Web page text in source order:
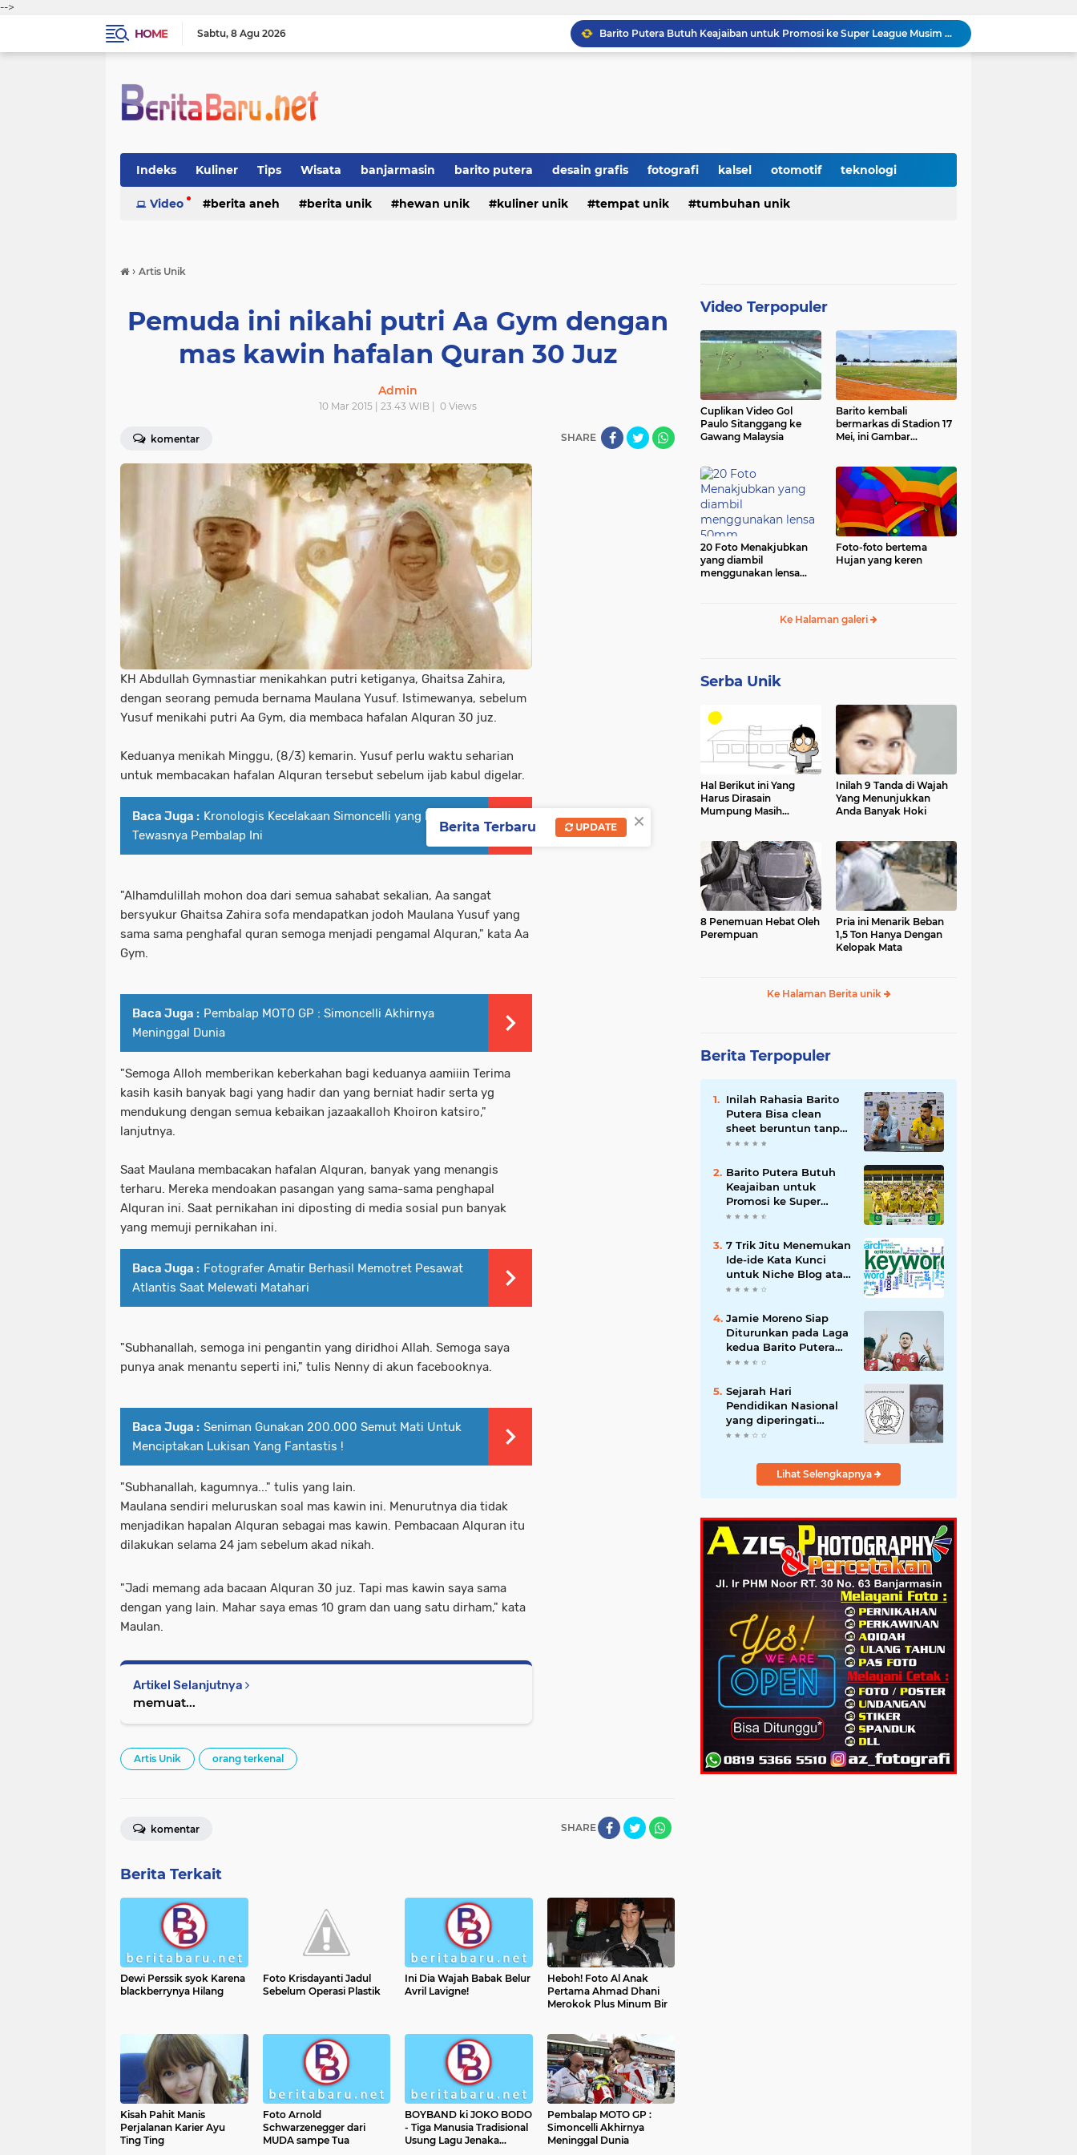
-->
HOME
Sabtu 8 Agu 2026
7 Trik Jitu Menemukan Ide-ide Kata Kunci untuk Niche Blog atau Website Kita
Jaime Moreno Resmi dilepas Barito Putera ke klub Venezuela, Carabobo FC
7 Fakta Unik Tentang Menangis
Sejarah Hari Pendidikan Nasional yang diperingati setiap 2 Mei
Indeks Kuliner Tips Wisata banjarmasin barito putera desain grafis fotografi kalsel otomotif teknologi
Video berita aneh berita unik hewan unik kuliner unik tempat unik tumbuhan unik
› Artis Unik
Pemuda ini nikahi putri Aa Gym dengan
mas kawin hafalan Quran 30 Juz
Admin
10 Mar 2015 | 23.43 WIB | 0Views
komentar SHARE
KH Abdullah Gymnastiar menikahkan putri ketiganya, Ghaitsa Zahira,
dengan seorang pemuda bernama Maulana Yusuf. Istimewanya, sebelum
Yusuf menikahi putri Aa Gym, dia membaca hafalan Alquran 30 juz.
Keduanya menikah Minggu, (8/3) kemarin. Yusuf perlu waktu seharian
untuk membacakan hafalan Alquran tersebut sebelum ijab kabul digelar.
Baca Juga : Kronologis Kecelakaan Simoncelli yang berakhir
Tewasnya Pembalap Ini
"Alhamdulillah mohon doa dari semua sahabat sekalian, Aa sangat
bersyukur Ghaitsa Zahira sofa mendapatkan jodoh Maulana Yusuf yang
sama sama penghafal quran semoga menjadi pengamal Alquran," kata Aa
Gym.
Baca Juga : Pembalap MOTO GP : Simoncelli Akhirnya
Meninggal Dunia
"Semoga Alloh memberikan keberkahan bagi keduanya aamiiin Terima
kasih kasih banyak bagi yang hadir dan yang berniat hadir serta yg
mendukung dengan semua kebaikan jazaakalloh Khoiron katsiro,"
lanjutnya.
Saat Maulana membacakan hafalan Alquran, banyak yang menangis
terharu. Mereka mendoakan pasangan yang sama-sama penghapal
Alquran ini. Saat pernikahan ini diposting di media sosial pun banyak
yang memuji pernikahan ini.
Baca Juga : Fotografer Amatir Berhasil Memotret Pesawat
Atlantis Saat Melewati Matahari
"Subhanallah, semoga ini pengantin yang diridhoi Allah. Semoga saya
punya anak menantu seperti ini," tulis Nenny di akun facebooknya.
Baca Juga : Seniman Gunakan 200.000 Semut Mati Untuk
Menciptakan Lukisan Yang Fantastis !
"Subhanallah, kagumnya..." tulis yang lain.
Maulana sendiri meluruskan soal mas kawin ini. Menurutnya dia tidak
menjadikan hapalan Alquran sebagai mas kawin. Pembacaan Alquran itu
dilakukan selama 24 jam sebelum akad nikah.
"Jadi memang ada bacaan Alquran 30 juz. Tapi mas kawin saya sama
dengan yang lain. Mahar saya emas 10 gram dan uang satu dirham," kata
Maulan.
Artikel Selanjutnya
memuat...
Artis Unik orang terkenal
SHARE
komentar
Berita Terkait
Dewi Perssik syok Karena
blackberrynya Hilang
Foto Krisdayanti Jadul
Sebelum Operasi Plastik
Ini Dia Wajah Babak Belur
Avril Lavigne!
Heboh! Foto Al Anak
Pertama Ahmad Dhani
Merokok Plus Minum Bir
Kisah Pahit Manis
Perjalanan Karier Ayu
Ting Ting
Foto Arnold
Schwarzenegger dari
MUDA sampe Tua
BOYBAND ki JOKO BODO
- Tiga Manusia Tradisional
Usung Lagu Jenaka
Pembalap MOTO GP :
Simoncelli Akhirnya
Meninggal Dunia
Video Terpopuler
Cuplikan Video Gol
Paulo Sitanggang ke
Gawang Malaysia
Barito kembali
bermarkas di Stadion 17
Mei, ini Gambar
20 Foto Menakjubkan
yang diambil
menggunakan lensa
Foto-foto bertema
Hujan yang keren
Ke Halaman galeri
Serba Unik
Hal Berikut ini Yang
Harus Dirasain
Mumpung Masih
Inilah 9 Tanda di Wajah
Yang Menunjukkan
Anda Banyak Hoki
8 Penemuan Hebat Oleh
Perempuan
Pria ini Menarik Beban
1,5 Ton Hanya Dengan
Kelopak Mata
Ke Halaman Berita unik
Berita Terpopuler
Inilah Rahasia Barito
Putera Bisa clean
sheet beruntun tanpa
Kebobolan Hingga
Barito Putera Butuh
Keajaiban untuk
Promosi ke Super
League Musim Depan,
Sleman
7 Trik Jitu Menemukan
Ide-ide Kata Kunci
untuk Niche Blog atau
Website Kita
Jamie Moreno Siap
Diturunkan pada Laga
kedua Barito Putera
VS Deltras
Sejarah Hari
Pendidikan Nasional
yang diperingati
setiap 2 Mei
Lihat Selengkapnya
×
Berita Terbaru UPDATE